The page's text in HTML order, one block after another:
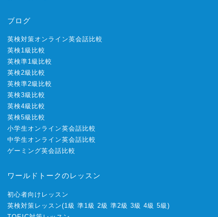
ブログ
英検対策オンライン英会話比較
英検1級比較
英検準1級比較
英検2級比較
英検準2級比較
英検3級比較
英検4級比較
英検5級比較
小学生オンライン英会話比較
中学生オンライン英会話比較
ゲーミング英会話比較
ワールドトークのレッスン
初心者向けレッスン
英検対策レッスン(1級 準1級 2級 準2級 3級 4級 5級 )